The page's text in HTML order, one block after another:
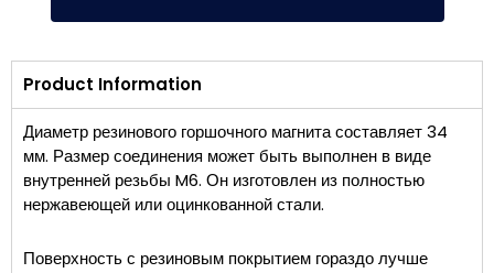
Product Information
Диаметр резинового горшочного магнита составляет 34
мм. Размер соединения может быть выполнен в виде
внутренней резьбы M6. Он изготовлен из полностью
нержавеющей или оцинкованной стали.
Поверхность с резиновым покрытием гораздо лучше